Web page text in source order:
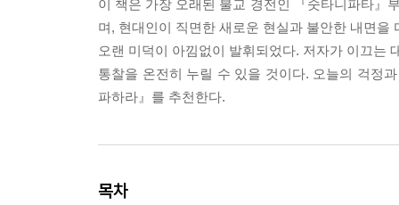
이 책은 가장 오래된 불교 경전인 『숫타니파타』
며, 현대인이 직면한 새로운 현실과 불안한 내면
오랜 미덕이 아낌없이 발휘되었다. 저자가 이끄는
통찰을 온전히 누릴 수 있을 것이다. 오늘의 걱정
파하라』를 추천한다.
목차